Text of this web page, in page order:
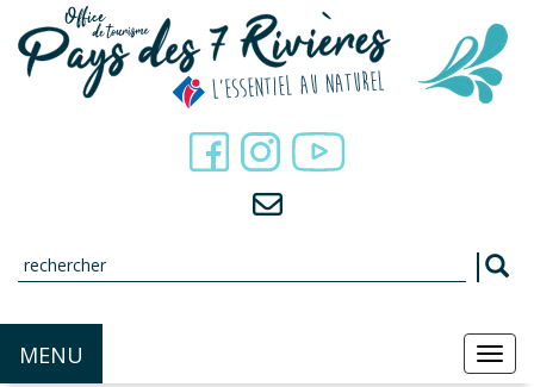
MENU
Panneau de gestion des cookies